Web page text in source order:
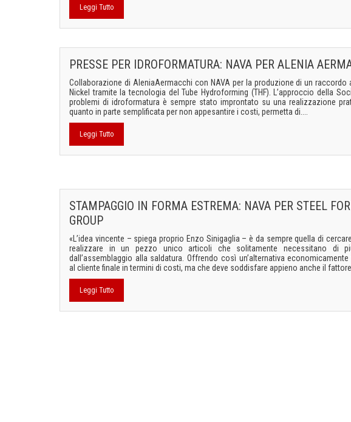
Leggi Tutto
PRESSE PER IDROFORMATURA: NAVA PER ALENIA
Collaborazione di AleniaAermacchi con NAVA per la produzione di un raccordo
Nickel tramite la tecnologia del Tube Hydroforming (THF). L’approccio della
problemi di idroformatura è sempre stato improntato su una realizzazione
quanto in parte semplificata per non appesantire i costi, permetta di....
Leggi Tutto
STAMPAGGIO IN FORMA ESTREMA: NAVA PER STEEL
GROUP
«L’idea vincente – spiega proprio Enzo Sinigaglia – è da sempre quella di
realizzare in un pezzo unico articoli che solitamente necessitano di
dall’assemblaggio alla saldatura. Offrendo così un’alternativa
al cliente finale in termini di costi, ma che deve soddisfare appieno anche il
Leggi Tutto